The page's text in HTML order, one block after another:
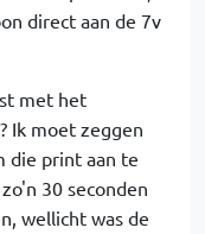
direct aan de 7v
met het
Ik moet zeggen
die print aan te
30 seconden
wellicht was de